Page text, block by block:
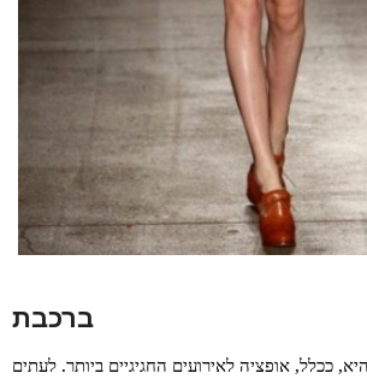
ברכבת
ככלל, אופציה לאירועים החגיגיים ביותר. לעתים